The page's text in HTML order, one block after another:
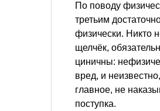
По поводу
третьим
физически. Никто
щелчёк,
циничны:
вред, и
главное, не
поступка.